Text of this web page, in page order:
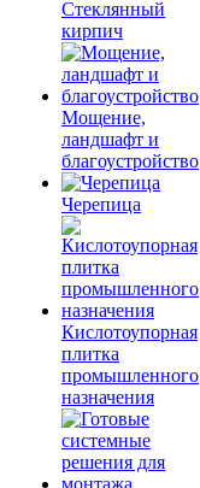
Cтеклянный
кирпич
Мощение,
ландшафт и
благоустройство
Черепица
Кислотоупорная
плитка
промышленного
назначения